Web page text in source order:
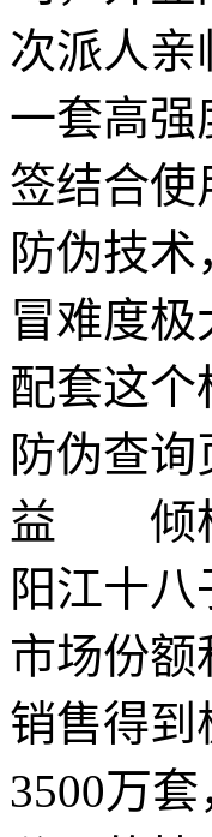
次派人亲
一套高
签结合使
防伪技
冒难度
配套这
防伪查询
益 倾松
阳江十
市场份额
销售得到
3500万